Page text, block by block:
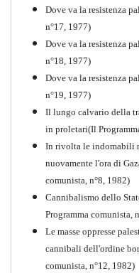
Perchè la
comunista
Quaderno n°10
Dove va la resistenza
n°17, 1977)
Dove va la resistenza
n°18, 1977)
Dove va la resistenza
n°19, 1977)
Il lungo calvario della
in proletari(Il
In rivolta le indomabili
nuovamente l'ora di
comunista, n°8, 1982)
Cannibalismo dello
Programma comunista,
Le masse oppresse
cannibali dell'ordine
comunista, n°12, 1982)